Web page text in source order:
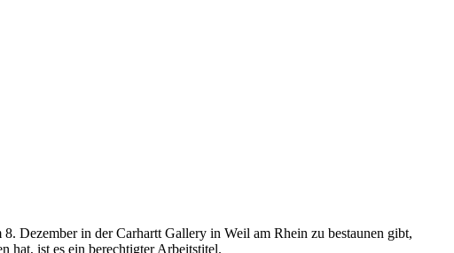
Dezember in der Carhartt Gallery in Weil am Rhein zu bestaunen gibt,
hat, ist es ein berechtigter Arbeitstitel.